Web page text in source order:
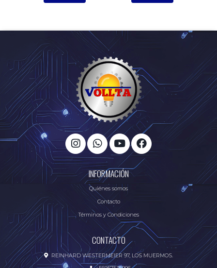
INFORMACIÓN
Quiénes somos
Contacto
Términos y Condiciones
CONTACTO
REINHARD WESTERMEIER 97, LOS MUERMOS.